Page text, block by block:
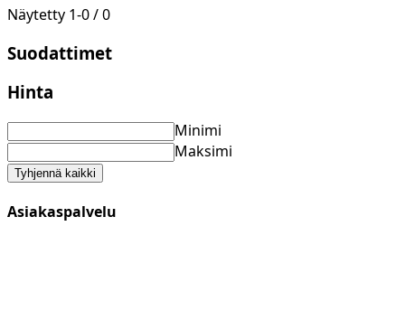
Näytetty 1-0/0
Suodattimet
Hinta
Minimi
Maksimi
Tyhjennä kaikki
Asiakaspalvelu